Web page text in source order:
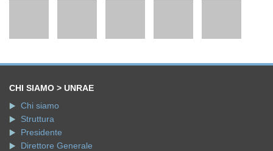
CHI SIAMO > UNRAE
Chi siamo
Struttura
Presidente
Direttore Generale